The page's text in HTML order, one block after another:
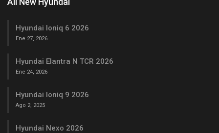
Hyundai Ioniq 6 2026
Ene 27, 2026
Hyundai Elantra N TCR 2026
Ene 24, 2026
Hyundai Ioniq 9 2026
Ago 2, 2025
Hyundai Nexo 2026